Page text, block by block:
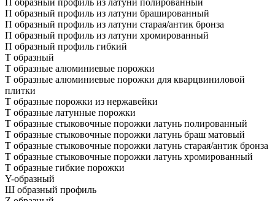
П образный профиль из латуни брашированный
П образный профиль из латуни старая/антик бронза
П образный профиль из латуни хромированный
П образный профиль гибкий
Т образный
Т образные алюминиевые порожки
Т образные алюминиевые порожки для кварцвиниловой
плитки
Т образные порожки из нержавейки
Т образные латунные порожки
Т образные стыковочные порожки латунь полированный
Т образные стыковочные порожки латунь браш матовый
Т образные стыковочные порожки латунь старая/антик бронза
Т образные стыковочные порожки латунь хромированный
Т образные гибкие порожки
Y-образный
Ш образный профиль